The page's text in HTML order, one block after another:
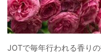
JOTで毎年行われる香り